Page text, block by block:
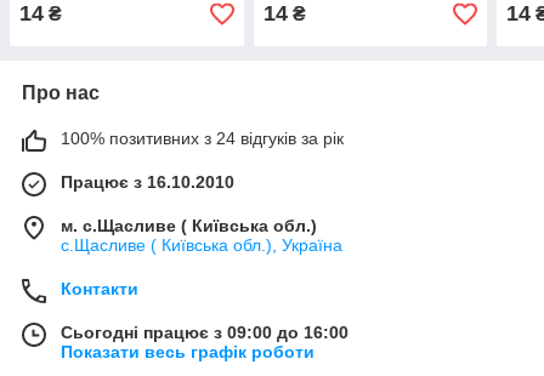
14 ₴ 14₴ 14
Про нас
100% позитивних з 24 відгуків за рік
Працює з 16.10.2010
м. с.Щасливе ( Київська обл.)
с.Щасливе ( Київська обл.), Україна
Контакти
Сьогодні працює з 09:00 до 16:00
Показати весь графік роботи